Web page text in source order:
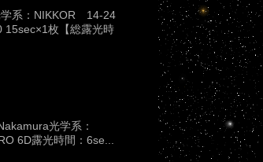
学系：NIKKOR 14‐24
枚【総露光時
光学系：
6D露光時間：6se...